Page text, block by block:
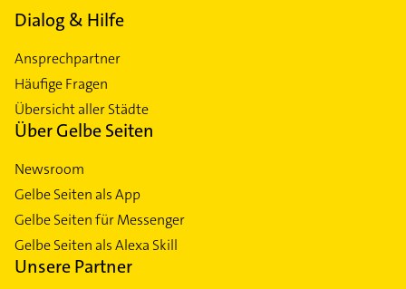
Dialog & Hilfe
Ansprechpartner
Häufige Fragen
Übersicht aller Städte
Über Gelbe Seiten
Newsroom
Gelbe Seiten als App
Gelbe Seiten für Messenger
Gelbe Seiten als Alexa Skill
Unsere Partner